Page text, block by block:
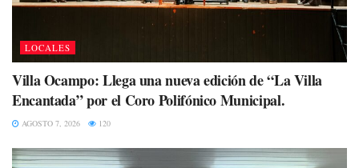
LOCALES
Villa Ocampo: Llega una nueva edición de “La Villa
Encantada” por el Coro Polifónico Municipal.
AGOSTO 7, 2026 120